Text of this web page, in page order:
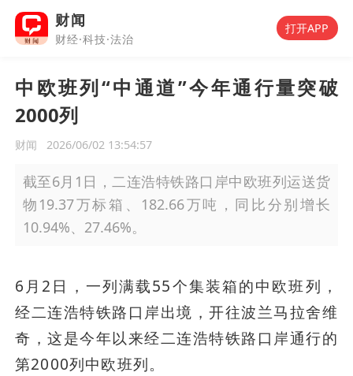
财闻
财经·科技·法治
打开APP
中欧班列“中通道”今年通行量突破
2000列
财闻 2026/06/02 13:54:57
截至6月1日，二连浩特铁路口岸中欧班列运送货
物19.37万标箱、182.66万吨，同比分别增长
10.94%、27.46%。
6月2日，一列满载55个集装箱的中欧班列，
经二连浩特铁路口岸出境，开往波兰马拉舍维
奇，这是今年以来经二连浩特铁路口岸通行的
第2000列中欧班列。